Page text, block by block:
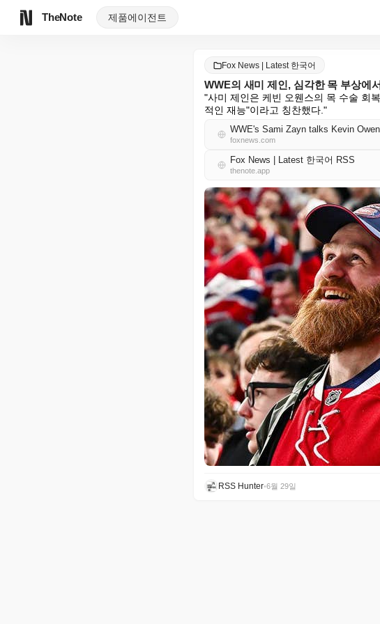
TheNote 제품에이전트
Fox News | Latest 한국어
WWE의 새미 제인, 심각한 목 부상에
"사미 제인은 케빈 오웬스의 목 수술 회
적인 재능"이라고 칭찬했다."
WWE's Sami Zayn talks Kevin
foxnews.com
Fox News | Latest 한국어 RSS
thenote.app
RSS Hunter•6월 29일